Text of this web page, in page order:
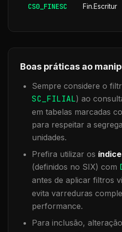
CS0_FINESC Fin.Escritur
Boas práticas ao
Sempre considere o
SC_FILIAL) ao
em tabelas marcadas
para respeitar a
unidades.
Prefira utilizar os
(definidos no SIX) com
antes de aplicar filtros
evita varreduras
performance.
Para inclusão,